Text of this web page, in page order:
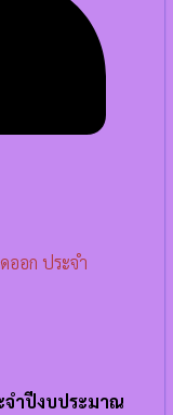
ออก ประจำ
จำปีงบประมาณ